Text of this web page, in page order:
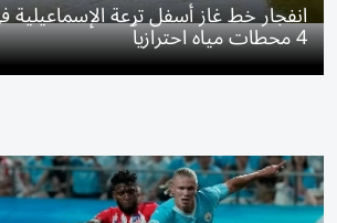
انفجار خط غاز أسفل ترعة
4 محطات مياه احترازياً